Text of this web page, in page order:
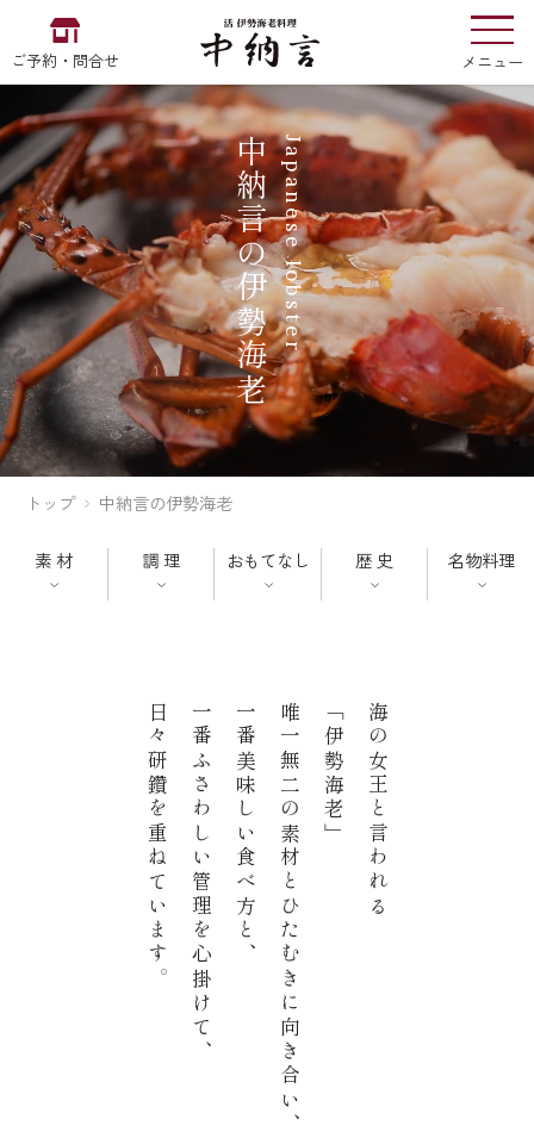
ご予約・問合せ メニュー
中納言のお食い初め
EN 中文 한국어
中納言の伊勢海老
用途・シーン
ご結婚式 1.5次会・
二次会
レストラン
(造り/焼物/蒸し/ボイル伊勢海老)
(ごちそう重/誕生日重/還暦重/お食い初め重)
(生おせち/おせち冷凍)
弁当宅配・仕出し
鉄板焼 ひかり
製薬会社・MR
プライバシーポリシー
サイトマップ
採用情報
Japanese lobster
中納言の伊勢海老
トップ 中納言の伊勢海老
素 材 調 理 おもてなし 歴 史 名物料理
海の女王と言われる
「伊勢海老」
唯一無二の素材とひたむきに向き合い、
一番美味しい食べ方と、
一番ふさわしい管理を心掛けて、
日々研鑽を重ねています。
伊勢海老のサラダ、中納言風
職人が豪快に蒸しあげた伊勢海老を大
きめにカットすることで、弾力のある
伊勢海老の身をお楽しみいただけま
す。新鮮なお野菜とともに伊勢海老の
す。伊勢海老はもちろん、どんなお野
菜にも合う自家製タルタルソースと特
製ドレッシングで楽しむ伊勢海老のサ
ラダです。